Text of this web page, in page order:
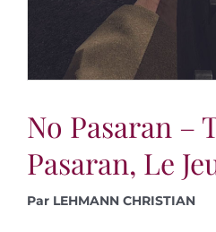
No Pasaran –
Pasaran, Le
Par LEHMANN CHRISTIAN